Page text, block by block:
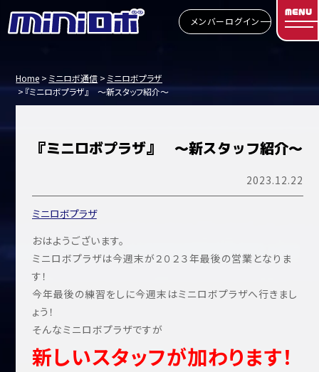
メンバーログイン
MENU
Home ミニロボ通信
ミニロボプラザ
『ミニロボプラザ』 ～新スタッフ紹介～
『ミニロボプラザ』 ～新スタッフ紹介～
2023.12.22
ミニロボプラザ
おはようございます。
ミニロボプラザは今週末が２０２３年最後の営業となりま
す！
今年最後の練習をしに今週末はミニロボプラザへ行きまし
ょう！
そんなミニロボプラザですが
新しいスタッフが加わります！